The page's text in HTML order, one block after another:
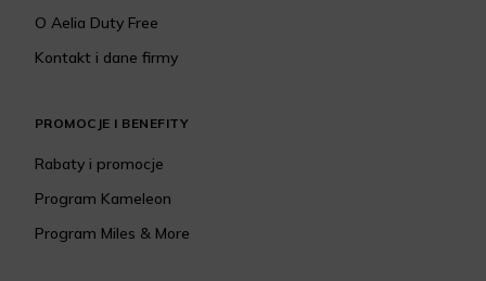
O Aelia Duty Free
Kontakt i dane firmy
PROMOCJE I BENEFITY
Rabaty i promocje
Program Kameleon
Program Miles & More